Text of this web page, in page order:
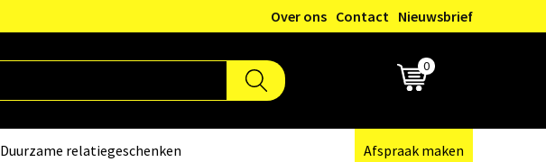
Over ons Contact Nieuwsbrief
0
Duurzame relatiegeschenken Afspraak maken